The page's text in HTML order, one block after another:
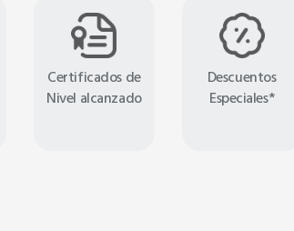
Certificados de
Nivel alcanzado
Descuentos
Especiales*